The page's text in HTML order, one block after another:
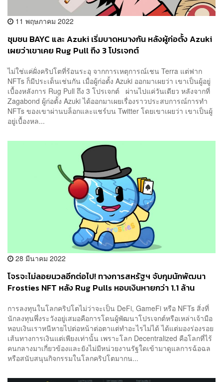
11 พฤษภาคม 2022
ชุมชน BAYC และ Azuki เริ่มบาดหมางกัน หลังผู้ก่อตั้ง Azuki
เผยว่าเขาเคย Rug Pull ถึง 3 โปรเจกต์
ไม่ใช่แค่ฝั่งคริปโตที่ร้อนระอุ จากการเหตุการณ์เชน Terra แต่ฟาก
NFTs ก็มีประเด็นเช่นกัน เมื่อผู้ก่อตั้ง Azuki ออกมาเผยว่า เขาเป็นผู้อยู่
เบื้องหลังการ Rug Pull ถึง 3 โปรเจกต์ ผ่านไปแค่วันเดียว หลังจากที่
Zagabond ผู้ก่อตั้ง Azuki ได้ออกมาเผยเรื่องราวประสบการณ์การทำ
NFTs ของเขาผ่านบล็อกและแชร์บน Twitter โดยเขาเผยว่า เขาเป็นผู้
อยู่เบื้องหล...
28 มีนาคม 2022
โจรจะไม่ลอยนวลอีกต่อไป! ทางการสหรัฐฯ จับกุมนักพัฒนา
Frosties NFT หลัง Rug Pulls หอบเงินหายกว่า 1.1 ล้าน
การลงทุนในโลกคริปโตไม่ว่าจะเป็น DeFi, GameFi หรือ NFTs สิ่งที่
นักลงทุนพึ่งระวังอยู่เสมอคือการโดนผู้พัฒนาโปรเจกต์หรือเหล่าเจ้ามือ
หอบเงินเราหนีหายไปต่อหน้าต่อตาแต่ทำอะไรไม่ได้ ได้แต่มองร่องรอย
เส้นทางการเงินแต่เพียงเท่านั้น เพราะโลก Decentralized คือโลกที่ไร้
คนกลางมาเกี่ยวข้องและยังไม่มีหน่วยงานรัฐใดเข้ามาดูแลการฉ้อฉล
หรือสนับสนุนกิจกรรมในโลกคริปโตมากน...